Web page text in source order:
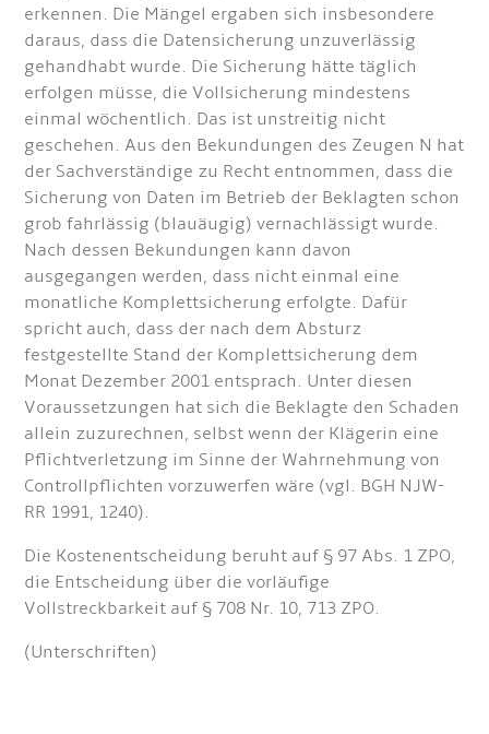
erkennen. Die Mängel ergaben sich insbesondere
daraus, dass die Datensicherung unzuverlässig
gehandhabt wurde. Die Sicherung hätte täglich
erfolgen müsse, die Vollsicherung mindestens
einmal wöchentlich. Das ist unstreitig nicht
geschehen. Aus den Bekundungen des Zeugen N hat
der Sachverständige zu Recht entnommen, dass die
Sicherung von Daten im Betrieb der Beklagten schon
grob fahrlässig (blauäugig) vernachlässigt wurde.
Nach dessen Bekundungen kann davon
ausgegangen werden, dass nicht einmal eine
monatliche Komplettsicherung erfolgte. Dafür
spricht auch, dass der nach dem Absturz
festgestellte Stand der Komplettsicherung dem
Monat Dezember 2001 entsprach. Unter diesen
Voraussetzungen hat sich die Beklagte den Schaden
allein zuzurechnen, selbst wenn der Klägerin eine
Pflichtverletzung im Sinne der Wahrnehmung von
Controllpflichten vorzuwerfen wäre (vgl. BGH NJW-
RR 1991, 1240).
Die Kostenentscheidung beruht auf § 97 Abs. 1 ZPO,
die Entscheidung über die vorläufige
Vollstreckbarkeit auf § 708 Nr. 10, 713 ZPO.
(Unterschriften)